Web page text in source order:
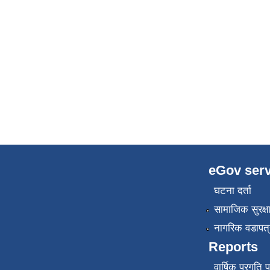
eGov
घटना दर्ता
सामाजिक सुरक्षा
नागरिक
Reports
वार्षिक प्रगति